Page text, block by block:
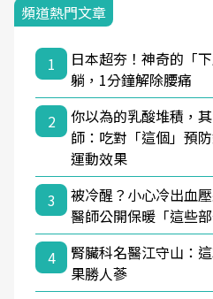
頻道熱門文章
1
日本超夯！神奇的「
躺，1分鐘解除腰痛
2
你以為的乳酸堆積，
師：吃對「這個」預
運動效果
3
被冷醒？小心冷出血
醫師公開保暖「這些
4
腎臟科名醫江守山：
果勝人蔘